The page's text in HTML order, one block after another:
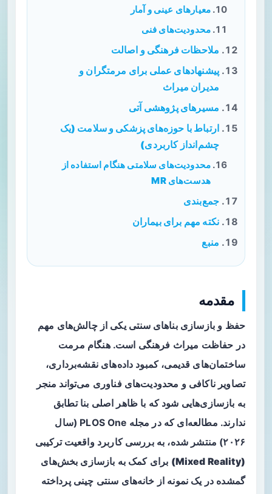
معیارهای عینی و آمار
محدودیت‌های فنی
ملاحظات فرهنگی و اصالت
پیشنهادهای عملی برای مرمتگران و
مدیران میراث
مسیرهای پژوهشی آتی
ارتباط با حوزه‌های پزشکی و سلامت (یک
چشم‌انداز کاربردی)
محدودیت‌های سلامتی هنگام استفاده از
هدست‌های MR
جمع‌بندی
نکته مهم برای بیماران
منبع
مقدمه
حفظ و بازسازیبناهای سنتی یکی از چالش‌های مهم
در حفاظت میراث فرهنگی است. هنگام مرمت
ساختمان‌های قدیمی، کمبود داده‌های نقشه‌برداری،
تصاویر ناکافی و محدودیت‌های فناوری می‌تواند منجر
به بازسازی‌هایی شود که با ظاهر اصلی بنا تطابق
ندارند. مطالعه‌ای که در مجله PLOS One (سال
۲۰۲۶) منتشر شده، به بررسی کاربرد
واقعیت ترکیبی
(Mixed Reality)
برای کمک به بازسازی بخش‌های
گمشده در یک نمونه از خانه‌های سنتی چینی پرداخته